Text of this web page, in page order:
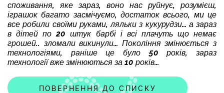
споживання, яке зараз, воно нас руйнує, розумієш,
іграшок багато засмічуємо, достаток всього, ми це
все робили своїми руками, ляльки з кукурудзи… а зараз
в дітей по 20 штук барбі і всі плачуть що немає
грошей.. зломали викинули… Покоління змінюється з
технологіями, раніше це було 50 років, зараз
технології вже змінюються за 10 років…
ПОВЕРНЕННЯ ДО СПИСКУ